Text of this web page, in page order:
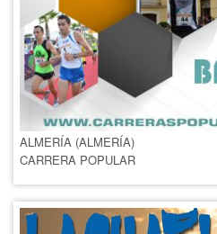
CARRERA POPULAR DE
BALANEGRA
27 AGOSTO 2016
ALMERÍA (ALMERÍA)
CARRERA POPULAR